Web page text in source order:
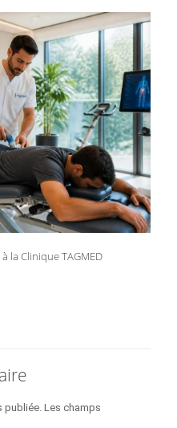
la Clinique TAGMED
publiée. Les champs